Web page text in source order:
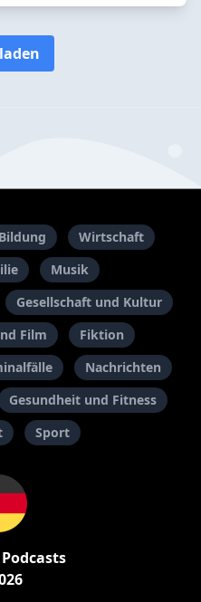
Bildung
Wirtschaft
Musik
Gesellschaft und Kultur
Film
Fiktion
Nachrichten
Gesundheit und Fitness
Sport